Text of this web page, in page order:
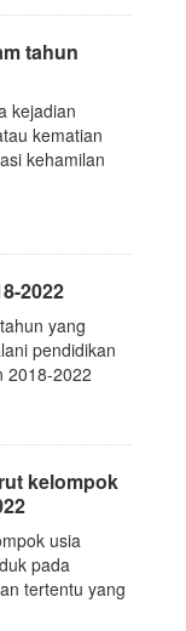
tahun
kejadian
kematian
kehamilan
2022
yang
pendidikan
2018-2022
kelompok
usia
pada
tertentu yang